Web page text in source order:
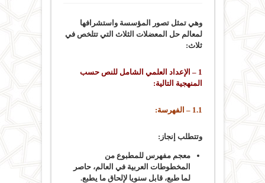
وهي تمثل تصور المؤسسة واستشرافها
لمعالم حل المعضلات الثلاث التي تتلخص في
ثلاث:
1 – الإعداد العلمي الشامل للنص حسب
المنهجية التالية:
1.1 – الفهرسة:
وتتطلب إنجاز:
معجم مفهرس للمطبوع من
المخطوطات العربية في العالم، حاصر
لما طبع، قابل سنويا لإلحاق ما يطبع.